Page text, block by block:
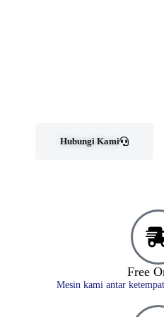
Hubungi Kami
Free
Mesin kami antar